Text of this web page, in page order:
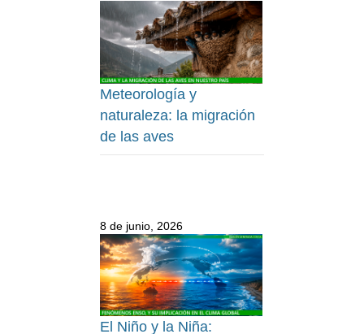
Meteorología y
naturaleza: la migración
de las aves
8 de junio, 2026
El Niño y la Niña: